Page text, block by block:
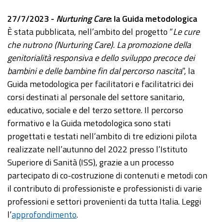
27/7/2023 - Nurturing Care: la Guida metodologica
È stata pubblicata, nell’ambito del progetto “Le cure
che nutrono (Nurturing Care). La promozione della
genitorialità responsiva e dello sviluppo precoce dei
bambini e delle bambine fin dal percorso nascita”, la
Guida metodologica per facilitatori e facilitatrici dei
corsi destinati al personale del settore sanitario,
educativo, sociale e del terzo settore. Il percorso
formativo e la Guida metodologica sono stati
progettati e testati nell’ambito di tre edizioni pilota
realizzate nell’autunno del 2022 presso l’Istituto
Superiore di Sanità (ISS), grazie a un processo
partecipato di co-costruzione di contenuti e metodi con
il contributo di professioniste e professionisti di varie
professioni e settori provenienti da tutta Italia. Leggi
l’approfondimento.